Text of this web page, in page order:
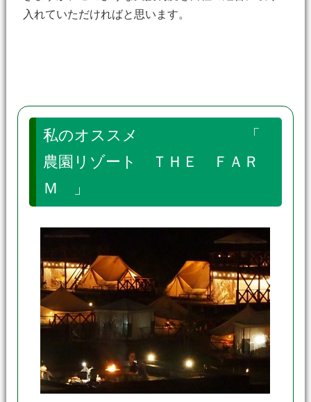
入れていただければと思います。
私のオススメ 「
農園リゾート ＴＨＥ ＦＡＲ
Ｍ 」